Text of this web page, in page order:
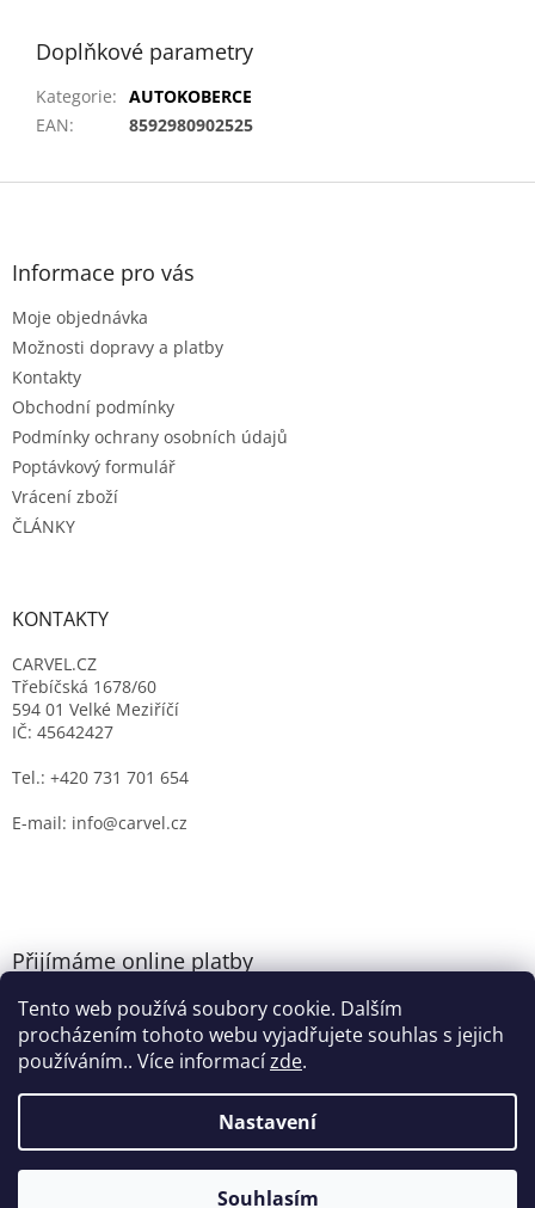
Tento web používá soubory cookie. Dalším
procházením tohoto webu vyjadřujete souhlas s jejich
používáním.. Více informacízde.
Nastavení
Souhlasím
Doplňkové parametry
Kategorie: AUTOKOBERCE
EAN: 8592980902525
Z
Informace pro vás
Moje objednávka
Možnosti dopravy a platby
Kontakty
Obchodní podmínky
Podmínky ochrany osobních údajů
Poptávkový formulář
Vrácení zboží
ČLÁNKY
KONTAKTY
CARVEL.CZ
Třebíčská 1678/60
594 01 Velké Meziříčí
IČ: 45642427
Tel.: +420 731 701 654
E-mail: info@carvel.cz
Přijímáme online platby
Vytvořil Shoptet
CARVEL.CZ. Všechna práva vyhrazena.